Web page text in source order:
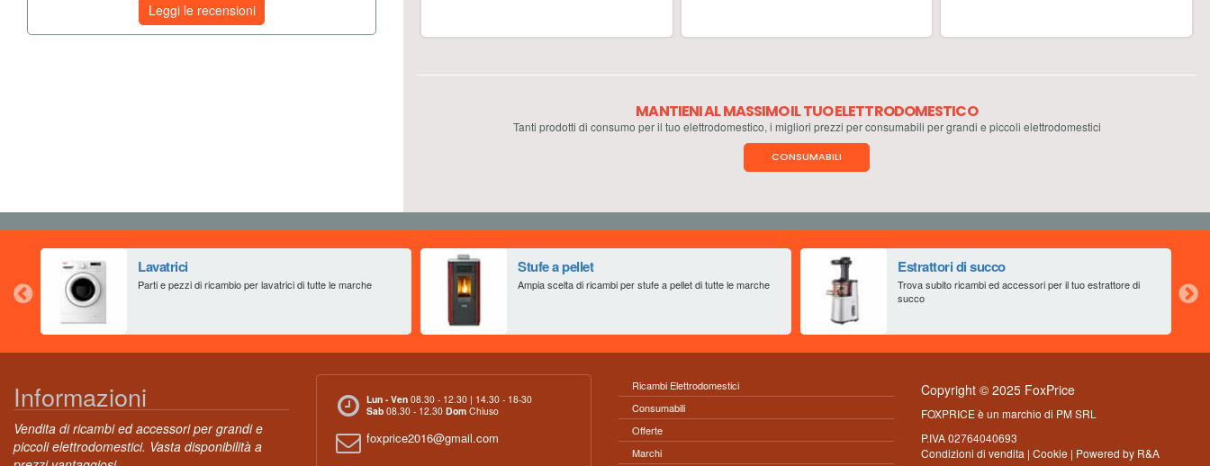
Leggi le recensioni
MANTIENI AL MASSIMO IL TUO ELETTRODOMESTICO
Tanti prodotti di consumo per il tuo elettrodomestico, i migliori prezzi per consumabili per grandi e piccoli elettrodomestici
CONSUMABILI
Lavatrici
Parti e pezzi di ricambio per lavatrici di tutte le marche
Stufe a pellet
Ampia scelta di ricambi per stufe a pellet di tutte le marche
Estrattori di succo
Trova subito ricambi ed accessori per il tuo estrattore di
succo
Informazioni
Vendita di ricambi ed accessori per grandi e
piccoli elettrodomestici. Vasta disponibilità a
Lun - Ven 08.30 - 12.30 | 14.30 - 18-30
Sab 08.30 - 12.30 Dom Chiuso
foxprice2016@gmail.com
Ricambi Elettrodomestici
Consumabili
Offerte
Marchi
Copyright © 2025 FoxPrice
FOXPRICE è un marchio di PM SRL
P.IVA 02764040693
Condizioni di vendita | Cookie | Powered by R&A